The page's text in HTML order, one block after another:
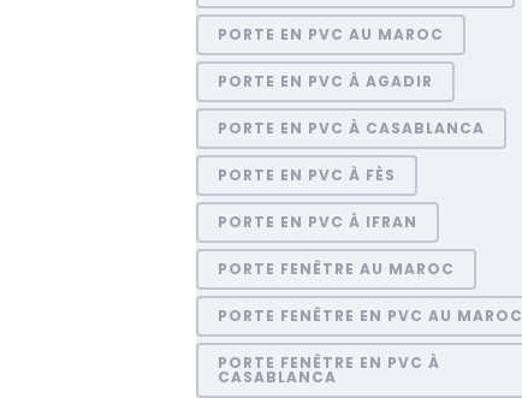
PORTE EN PVC AU MAROC
PORTE EN PVC À AGADIR
PORTE EN PVC À CASABLANCA
PORTE EN PVC À FÈS
PORTE EN PVC À IFRAN
PORTE FENÊTRE AU MAROC
PORTE FENÊTRE EN PVC AU MAROC
PORTE FENÊTRE EN PVC À
CASABLANCA